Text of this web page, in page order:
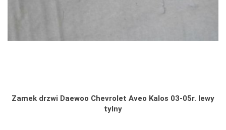
Zamek drzwi Daewoo Chevrolet Aveo Kalos 03-05r. lewy
tylny